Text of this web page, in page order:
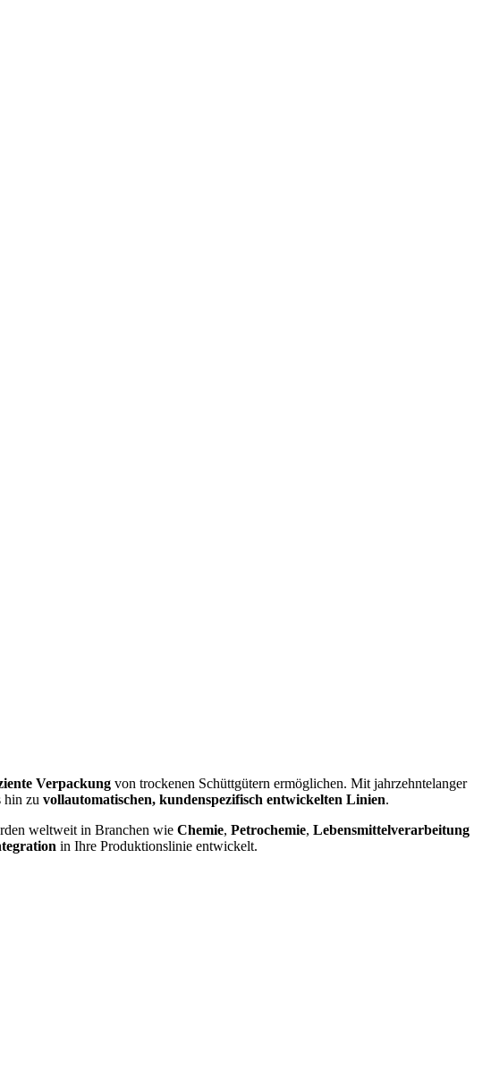
Verpackung von trockenen Schüttgütern ermöglichen. Mit jahrzehntelanger
hin zu vollautomatischen, kundenspezifisch entwickelten Linien.
weltweit in Branchen wie Chemie, Petrochemie, Lebensmittelverarbeitung
in Ihre Produktionslinie entwickelt.